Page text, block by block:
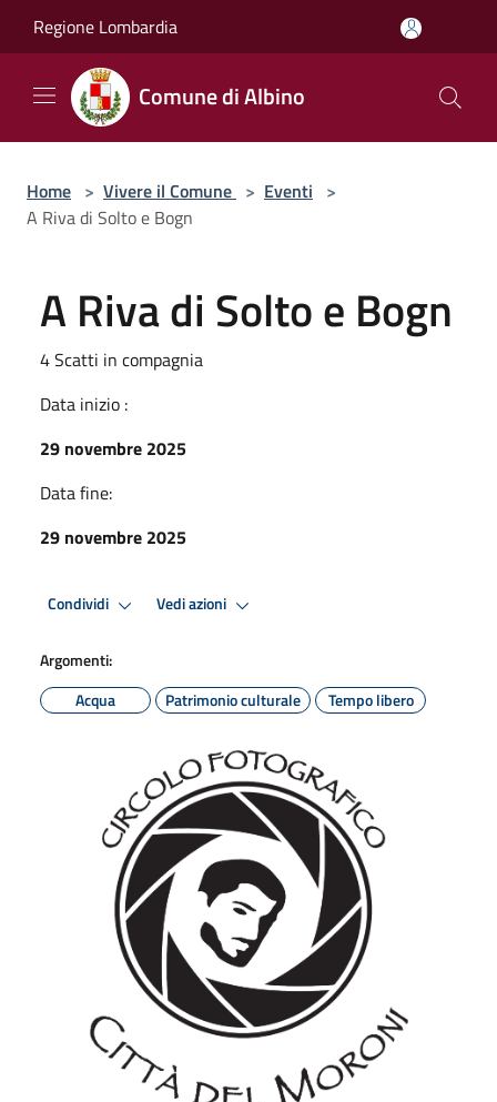
Regione Lombardia
Comune di Albino
Home > Vivere il Comune > Eventi >
A Riva di Solto e Bogn
A Riva di Solto e Bogn
4 Scatti in compagnia
Data inizio :
29 novembre 2025
Data fine:
29 novembre 2025
Condividi Vedi azioni
Argomenti:
Acqua
Patrimonio culturale Tempo libero